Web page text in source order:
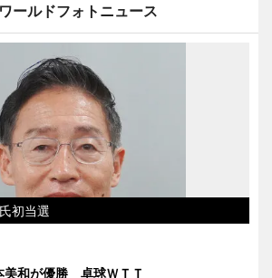
ワールドフォトニュース
初当選
美和が優勝 卓球ＷＴＴ